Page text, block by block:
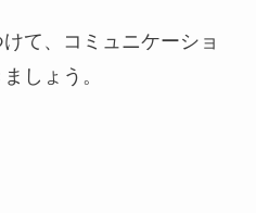
て、コミュニケーショ
しょう。